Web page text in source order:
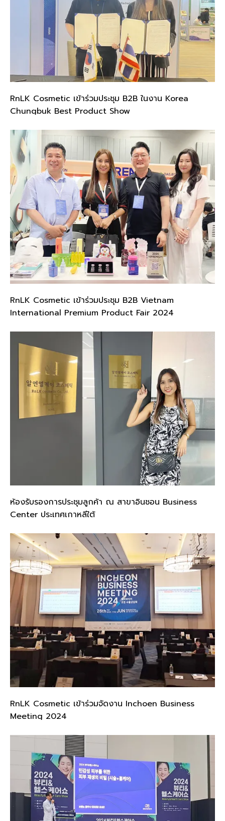
RnLK Cosmetic เข้าร่วมประชุม B2B ในงาน Korea
Chungbuk Best Product Show
RnLK Cosmetic เข้าร่วมประชุม B2B Vietnam
International Premium Product Fair 2024
ห้องรับรองการประชุมลูกค้า ณ สาขาอินชอน Business
Center ประเทศเกาหลีใต้
RnLK Cosmetic เข้าร่วมจัดงาน Inchoen Business
Meeting 2024